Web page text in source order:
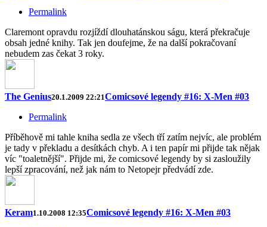
Permalink
Claremont opravdu rozjíždí dlouhatánskou ságu, která překračuje
obsah jedné knihy. Tak jen doufejme, že na další pokračovaní
nebudem zas čekat 3 roky.
The Genius20.1.2009 22:21Comicsové legendy #16: X-Men #03
Permalink
Příběhově mi tahle kniha sedla ze všech tří zatím nejvíc, ale problém
je tady v překladu a desítkách chyb. A i ten papír mi přijde tak nějak
víc "toaletnější". Přijde mi, že comicsové legendy by si zasloužily
lepší zpracování, než jak nám to Netopejr předvádí zde.
Keram1.10.2008 12:35Comicsové legendy #16: X-Men #03